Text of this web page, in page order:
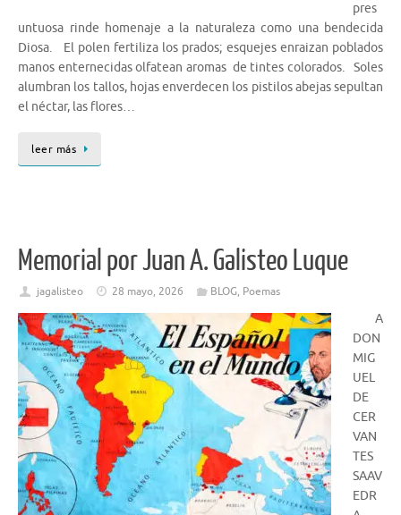
pres
untuosa rinde homenaje a la naturaleza como una bendecida
Diosa. El polen fertiliza los prados; esquejes enraizan poblados
manos enternecidas olfatean aromas de tintes colorados. Soles
alumbran los tallos, hojas enverdecen los pistilos abejas sepultan
el néctar, las flores…
leer más
Memorial por Juan A. Galisteo Luque
jagalisteo 28 mayo, 2026 BLOG, Poemas
A
DON
MIG
UEL
DE
CER
VAN
TES
SAAV
EDR